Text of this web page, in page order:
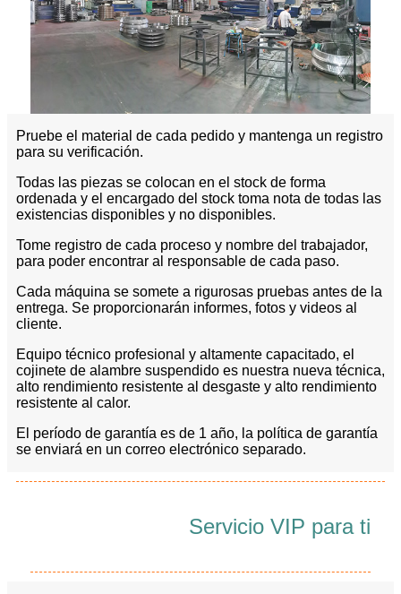
Pruebe el material de cada pedido y mantenga un registro
para su verificación.
Todas las piezas se colocan en el stock de forma
ordenada y el encargado del stock toma nota de todas las
existencias disponibles y no disponibles.
Tome registro de cada proceso y nombre del trabajador,
para poder encontrar al responsable de cada paso.
Cada máquina se somete a rigurosas pruebas antes de la
entrega. Se proporcionarán informes, fotos y videos al
cliente.
Equipo técnico profesional y altamente capacitado, el
cojinete de alambre suspendido es nuestra nueva técnica,
alto rendimiento resistente al desgaste y alto rendimiento
resistente al calor.
El período de garantía es de 1 año, la política de garantía
se enviará en un correo electrónico separado.
Servicio VIP para ti